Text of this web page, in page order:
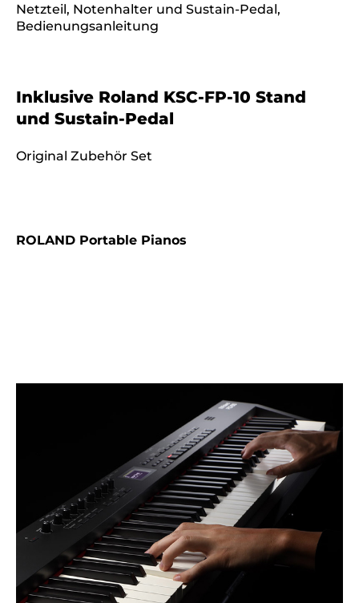
Netzteil, Notenhalter und Sustain-Pedal,
Bedienungsanleitung
Inklusive Roland KSC-FP-10 Stand
und Sustain-Pedal
Original Zubehör Set
ROLAND Portable Pianos